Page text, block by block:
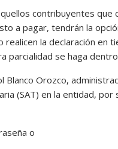
contribuyentes que
a pagar, tendrán la
realicen la declaración en
parcialidad se haga
Blanco Orozco,
(SAT) en la entidad,
o